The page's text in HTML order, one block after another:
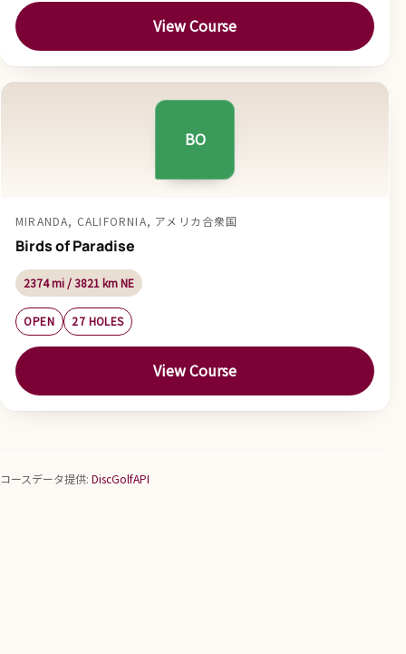
View Course
BO
MIRANDA, CALIFORNIA, アメリカ合衆国
Birds of Paradise
2374 mi / 3821 km NE
OPEN 27 HOLES
View Course
コースデータ提供: DiscGolfAPI